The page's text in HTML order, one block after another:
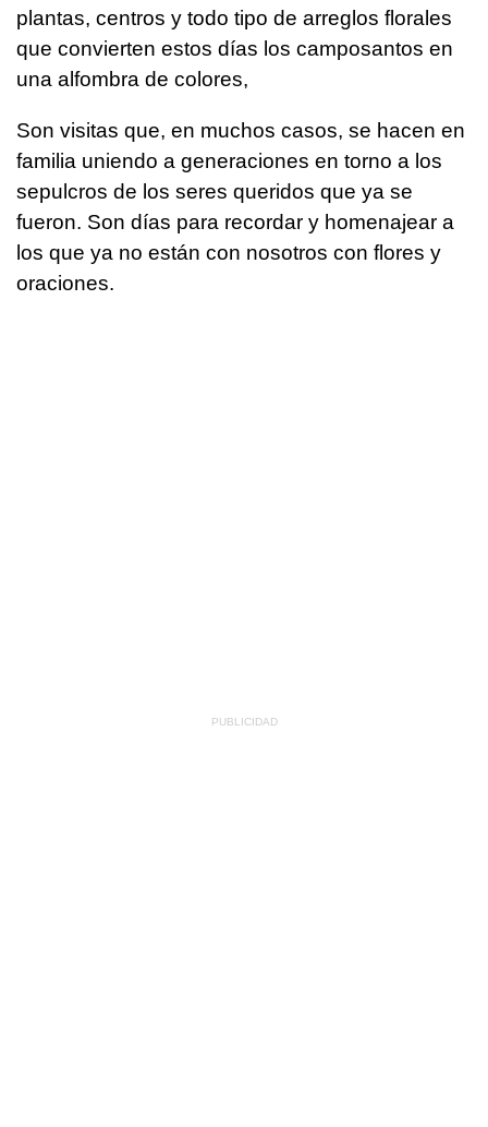
plantas, centros y todo tipo de arreglos florales
que convierten estos días los camposantos en
una alfombra de colores,
Son visitas que, en muchos casos, se hacen en
familia uniendo a generaciones en torno a los
sepulcros de los seres queridos que ya se
fueron. Son días para recordar y homenajear a
los que ya no están con nosotros con flores y
oraciones.